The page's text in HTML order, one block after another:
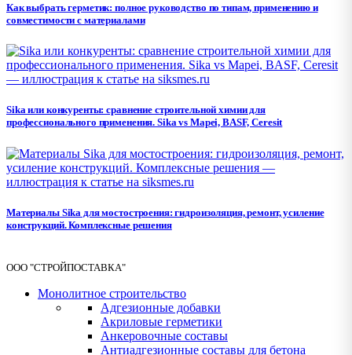
Как выбрать герметик: полное руководство по типам, применению и
совместимости с материалами
Sika или конкуренты: сравнение строительной химии для
профессионального применения. Sika vs Mapei, BASF, Ceresit
Материалы Sika для мостостроения: гидроизоляция, ремонт, усиление
конструкций. Комплексные решения
ООО "СТРОЙПОСТАВКА"
Монолитное строительство
Адгезионные добавки
Акриловые герметики
Анкеровочные составы
Антиадгезионные составы для бетона